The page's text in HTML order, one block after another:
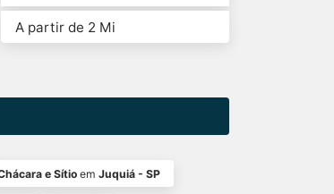
A partir de 2 Mi
e Sítioem Juquiá - SP